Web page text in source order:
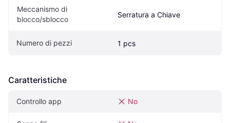
Meccanismo di
blocco/sblocco
Serratura a Chiave
Numero di pezzi 1 pcs
Caratteristiche
Controllo app No